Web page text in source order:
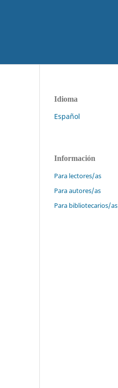
Idioma
Español
Información
Para lectores/as
Para autores/as
Para bibliotecarios/as